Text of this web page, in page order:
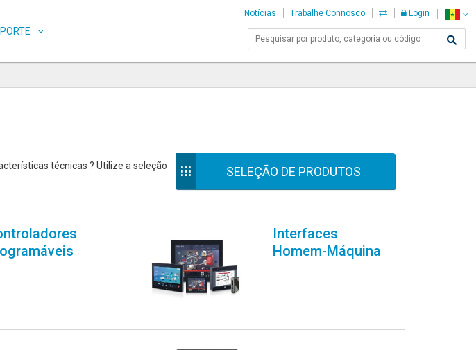
Notícias Trabalhe Connosco Login
SELEÇÃO DE PRODUTOS
técnicas ? Utilize a seleção
Interfaces
Homem-Máquina